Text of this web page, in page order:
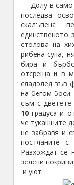
Долу в
последва
скалъпена
единственото
столова на
рибена супа,
бира и
отсреща и в
сладолед във
на бегом
съм с дветете
10градуса и
че тукашните
не забравя и
постланите
Разхождат се
зелени
и уют.